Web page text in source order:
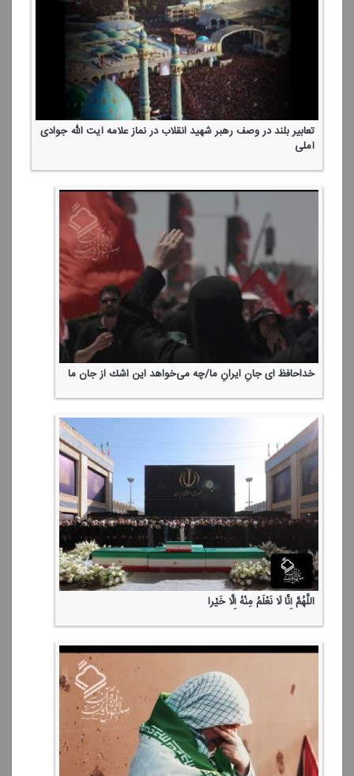
تعابیر بلند در وصف رهبر شهید انقلاب در نماز علامه آیت الله جوادی
آملی
خداحافظ ای جانِ ایرانِ ما/چه می‌خواهد این اشك از جان ما
اللَّهُمَّ إِنَّا لَا نَعْلَمُ مِنْهُ إِلَّا خَیْرا